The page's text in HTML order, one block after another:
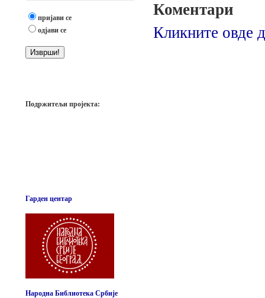
пријави се
одјави се
Подржитељи пројекта:
Гарден центар
Народна Библиотека Србије
Коментари
Кликните овде